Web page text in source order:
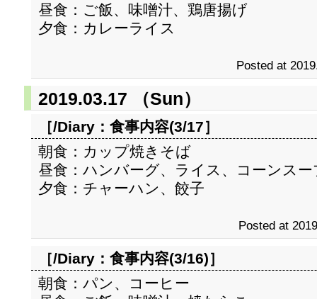
昼食：ご飯、味噌汁、鶏唐揚げ
夕食：カレーライス
Posted at
2019.03.17 （Sun）
［/Diary： 食事内容(3/17］
朝食：カップ焼きそば
昼食：ハンバーグ、ライス、コーンスー
夕食：チャーハン、餃子
Posted at
［/Diary： 食事内容(3/16)］
朝食：パン、コーヒー